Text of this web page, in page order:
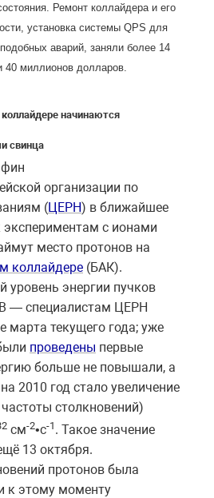
Ремонт коллайдера и его
установка системы QPS для
аварий, заняли более 14
40 миллионов долларов.
начинаются
свинца
организации по
(ЦЕРН) в ближайшее
экспериментам с ионами
место протонов на
коллайдере (БАК).
уровень энергии пучков
— специалистам ЦЕРН
марта текущего года; уже
проведены первые
больше не повышали, а
2010 год стало увеличение
столкновений)
см-2•с-1 . Такое значение
13 октября.
протонов была
к этому моменту